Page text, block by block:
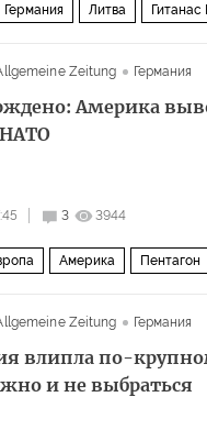
Германия Литва
Zeitung Германия
Америка
НАТО
3 3944
Америка Пентагон
Zeitung Германия
влипла по-
и не выбраться